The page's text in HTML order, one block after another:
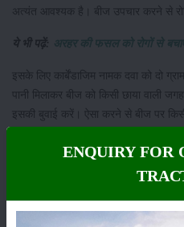
अत्यंत आवश्यक है। बीज उपचार करने से
ये भी पढ़ें: अरहर की फसल को रोगों से
इसके लिए कार्बेंडाजिम नामक दवा को दो
पानी मिलाकर बीज को किसी छाया
इसकी बुवाई करें। ऐसा करने से बीज पर
कृषक इस विधि से करें अरहर की
तो कहीं कम बीज जाते हैं। इससे कहीं घनी
ENQUIRY FOR